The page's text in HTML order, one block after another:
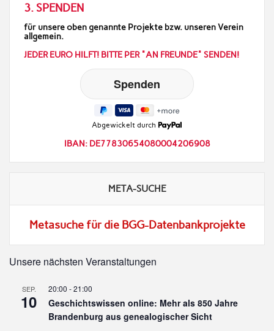
3. SPENDEN
für unsere oben genannte Projekte bzw. unseren Verein
allgemein.
JEDER EURO HILFT! BITTE PER "AN FREUNDE" SENDEN!
Abgewickelt durch
IBAN: DE77830654080004206908
META-SUCHE
Metasuche für die BGG-Datenbankprojekte
Unsere nächsten Veranstaltungen
SEP.
10
20:00 -21:00
Geschichtswissen online: Mehr als 850 Jahre
Brandenburg aus genealogischer Sicht